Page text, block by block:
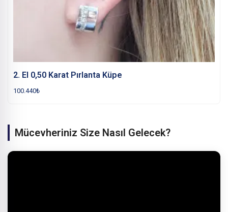
2. El 0,50 Karat Pırlanta Küpe
100.440₺
Mücevheriniz Size Nasıl Gelecek?